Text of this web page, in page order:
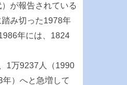
が報告されている
み切った1978年
年には、1824
1万9237人（1990
）へと急増して